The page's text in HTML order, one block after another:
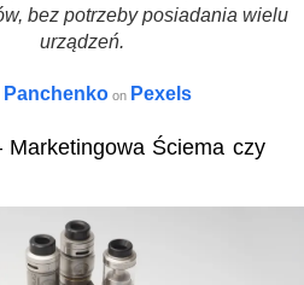
bez potrzeby posiadania wielu
urządzeń.
Panchenkoon Pexels
Ściema czy